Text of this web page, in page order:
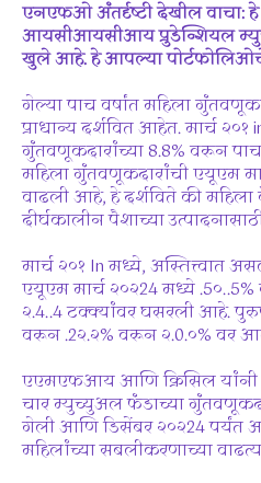
एनएफओ अंतर्दृष्टी देखील वाचा:
आयसीआयसीआय प्रुडेन्शियल
खुले आहे. हे आपल्या
गेल्या पाच वर्षांत महिला
प्राधान्य दर्शवित आहेत. मार्च
गुंतवणूकदारांच्या 8.8% वरून पाच
महिला गुंतवणूकदारांची एयूएम
वाढली आहे, हे दर्शविते की
दीर्घकालीन पैशाच्या
मार्च २०१ In मध्ये, अस्तित्त्वात
एयूएम मार्च २०२24 मध्ये
२.4..4 टक्क्यांवर घसरली आहे.
वरून .2२.२% वरून २.0.०% वर
एएमएफआय आणि क्रिसिल यांनी
चार म्युच्युअल फंडाच्या
गेली आणि डिसेंबर २०२24 पर्यंत
महिलांच्या सबलीकरणाच्या